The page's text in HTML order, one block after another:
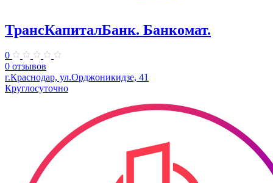
ТрансКапиталБанк. Банкомат.
0
0 отзывов
г.Краснодар, ул.​Орджоникидзе, 41
Круглосуточно